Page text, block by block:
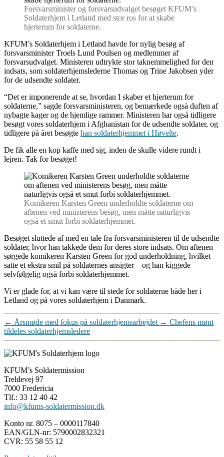
Forsvarsminister og forsvarsudvalget besøget KFUM’s
Soldaterhjem i Letland med stor ros for at skabe
hjerterum for soldaterne.
KFUM’s Soldaterhjem i Letland havde for nylig besøg af
forsvarsminister Troels Lund Poulsen og medlemmer af
forsvarsudvalget. Ministeren udtrykte stor taknemmelighed for den
indsats, som soldaterhjemslederne Thomas og Trine Jakobsen yder
for de udsendte soldater.
“Det er imponerende at se, hvordan I skaber et hjerterum for
soldaterne,” sagde forsvarsministeren, og bemærkede også duften af
nybagte kager og de hjemlige rammer. Ministeren har også tidligere
besøgt vores soldaterhjem i Afghanistan for de udsendte soldater, og
tidligere på året besøgte han soldaterhjemmet i Høvelte.
De fik alle en kop kaffe med sig, inden de skulle videre rundt i
lejren. Tak for besøget!
Komikeren Karsten Green underholdte soldaterne om
aftenen ved ministerens besøg, men måtte naturligvis
også et smut forbi soldaterhjemmet.
Besøget sluttede af med en tale fra forsvarsministeren til de udsendte
soldater, hvor han takkede dem for deres store indsats. Om aftenen
sørgede komikeren Karsten Green for god underholdning, hvilket
satte et ekstra smil på soldaternes ansigter – og han kiggede
selvfølgelig også forbi soldaterhjemmet.
Vi er glade for, at vi kan være til stede for soldaterne både her i
Letland og på vores soldaterhjem i Danmark.
← Årsmøde med fokus på soldaterhjemsarbejdet → Chefens mønt
tildeles soldaterhjemsledere
KFUM’s Soldatermission
Treldevej 97
7000 Fredericia
Tlf.: 33 12 40 42
info@kfums-soldatermission.dk
Konto nr. 8075 – 0000117840
EAN/GLN-nr: 5790002832321
CVR: 55 58 55 12